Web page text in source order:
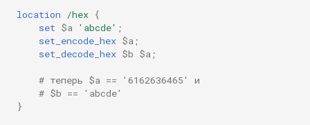
lock
location /hex {
set $a 'abcde' ;
set_encode_hex $a ;
set_decode_hex $b $a ;
# теперь $a == '6162636465' и
# $b == 'abcde'
}